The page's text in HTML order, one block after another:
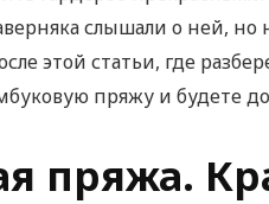
слышали о ней,
этой статьи, где
пряжу и будете
пряжа.